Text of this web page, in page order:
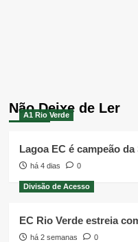
Não Deixe de Ler
A1 Rio Verde
Lagoa EC é campeão
há 4 dias 0
Divisão de Acesso
EC Rio Verde estreia
há 2 semanas 0